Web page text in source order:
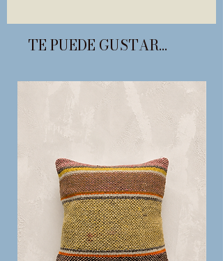
TE PUEDE GUSTAR...